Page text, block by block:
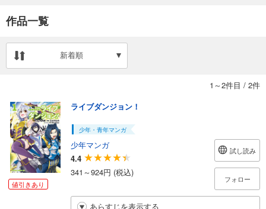
作品一覧
新着順
1～2件目 / 2件
値引きあり
ライブダンジョン！
少年・青年マンガ
少年マンガ
4.4
341～924円 (税込)
試し読み
フォロー
あらすじを表示する